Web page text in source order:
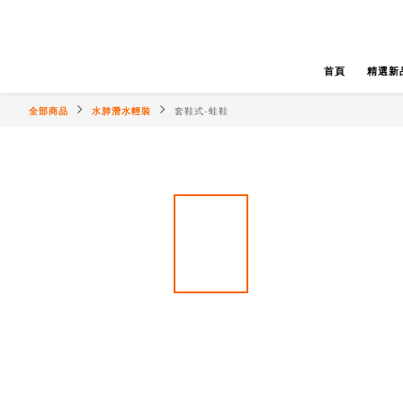
首頁 精選新
全部商品 水肺潛水輕裝 套鞋式-蛙鞋